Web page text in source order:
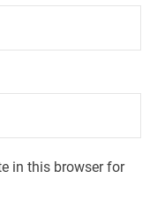
in this browser for